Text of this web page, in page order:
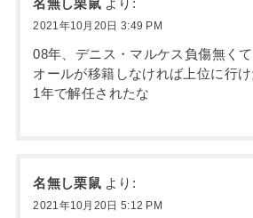
名無し栗鼠 より:
2021年10月20日 3:49 PM
08年、デニス・マルケス負傷無く
オールが移籍しなければ上位に行け
1年で解任されたな
名無し栗鼠 より:
2021年10月20日 5:12 PM